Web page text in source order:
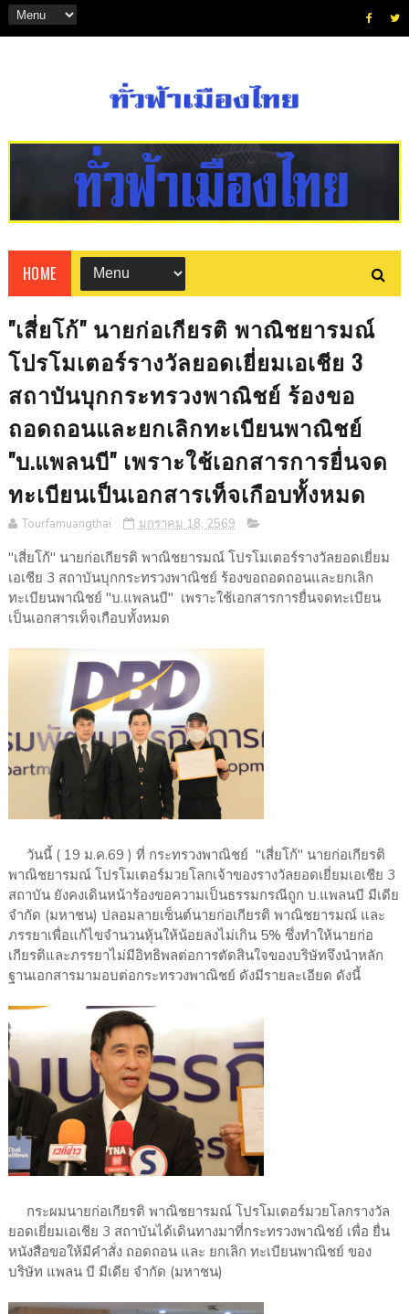
HOME
"เสี่ยโก้" นายก่อเกียรติ พาณิชยารมณ์
โปรโมเตอร์รางวัลยอดเยี่ยมเอเชีย 3
สถาบันบุกกระทรวงพาณิชย์ ร้องขอ
ถอดถอนและยกเลิกทะเบียนพาณิชย์
"บ.แพลนบี" เพราะใช้เอกสารการยื่นจด
ทะเบียนเป็นเอกสารเท็จเกือบทั้งหมด
Tourfamuangthai มกราคม 18, 2569
"เสี่ยโก้" นายก่อเกียรติ พาณิชยารมณ์ โปรโมเตอร์รางวัลยอดเยี่ยม
เอเชีย 3 สถาบันบุกกระทรวงพาณิชย์ ร้องขอถอดถอนและยกเลิก
ทะเบียนพาณิชย์ "บ.แพลนบี" เพราะใช้เอกสารการยื่นจดทะเบียน
เป็นเอกสารเท็จเกือบทั้งหมด
วันนี้ ( 19 ม.ค.69 ) ที่ กระทรวงพาณิชย์ "เสี่ยโก้" นายก่อเกียรติ
พาณิชยารมณ์ โปรโมเตอร์มวยโลกเจ้าของรางวัลยอดเยี่ยมเอเชีย 3
สถาบัน ยังคงเดินหน้าร้องขอความเป็นธรรมกรณีถูก บ.แพลนบี มีเดีย
จำกัด (มหาชน) ปลอมลายเซ็นต์นายก่อเกียรติ พาณิชยารมณ์ และ
ภรรยาเพื่อแก้ไขจำนวนหุ้นให้น้อยลงไม่เกิน 5% ซึ่งทำให้นายก่อ
เกียรติและภรรยาไม่มีอิทธิพลต่อการตัดสินใจของบริษัทจึงนำหลัก
ฐานเอกสารมามอบต่อกระทรวงพาณิชย์ ดังมีรายละเอียด ดังนี้
กระผมนายก่อเกียรติ พาณิชยารมณ์ โปรโมเตอร์มวยโลกรางวัล
ยอดเยี่ยมเอเชีย 3 สถาบันได้เดินทางมาที่กระทรวงพาณิชย์ เพื่อ ยื่น
หนังสือขอให้มีคำสั่ง ถอดถอน และ ยกเลิก ทะเบียนพาณิชย์ ของ
บริษัท แพลน บี มีเดีย จำกัด (มหาชน)